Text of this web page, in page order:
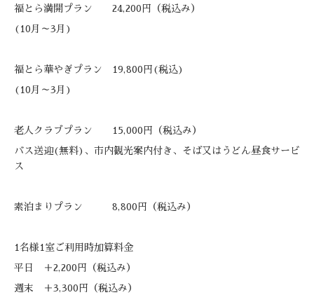
福とら満開プラン 24,200円（税込み）
(10月～3月)
福とら華やぎプラン 19,800円(税込)
(10月～3月)
老人クラブプラン 15,000円（税込み）
バス送迎(無料)、市内観光案内付き、そば又はうどん昼食サービ
ス
素泊まりプラン 8,800円（税込み）
1名様1室ご利用時加算料金
平日 ＋2,200円（税込み）
週末 ＋3,300円（税込み）